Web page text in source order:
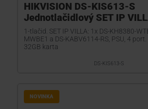
HIKVISION DS-KIS613-S
Jednotlačidlový SET IP
1-tlačid. SET IP VILLA: 1x DS-KH8380-
MWBE1 a DS-KABV6114-RS, PSU, 4
32GB karta
DS-KIS613-S
NOVINKA